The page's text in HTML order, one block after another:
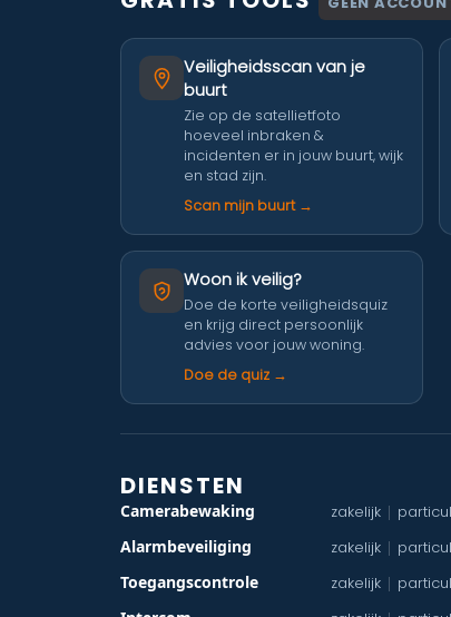
Veiligheidsscan van je
buurt
Zie op de satellietfoto
hoeveel inbraken &
incidenten er in jouw buurt, wijk
en stad zijn.
Scan mijn buurt →
Woon ik veilig?
Doe de korte veiligheidsquiz
en krijg direct persoonlijk
advies voor jouw woning.
Doe de quiz →
DIENSTEN
Camerabewaking zakelijk |
Alarmbeveiliging
zakelijk |
Toegangscontrole
zakelijk |